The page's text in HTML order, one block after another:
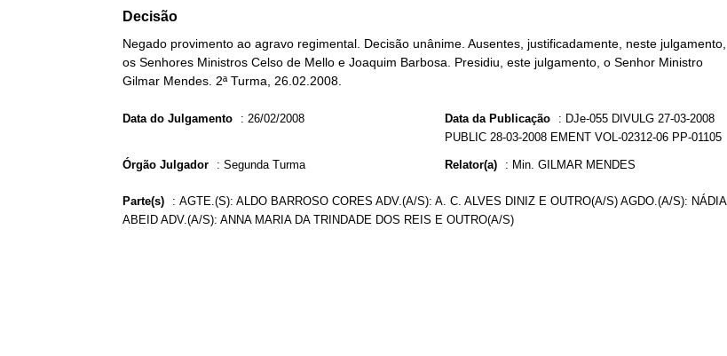
Decisão
Negado provimento ao agravo regimental. Decisão unânime. Ausentes, justificadamente, neste julgamento,
os Senhores Ministros Celso de Mello e Joaquim Barbosa. Presidiu, este julgamento, o Senhor Ministro
Gilmar Mendes. 2ª Turma, 26.02.2008.
Data do Julgamento : 26/02/2008 Data da Publicação : DJe-055 DIVULG 27-03-2008
PUBLIC 28-03-2008 EMENT VOL-02312-06 PP-01105
Órgão Julgador : Segunda Turma Relator(a) : Min. GILMAR MENDES
Parte(s) : AGTE.(S): ALDO BARROSO CORES ADV.(A/S): A. C. ALVES DINIZ E OUTRO(A/S) AGDO.(A/S): NÁDIA
ABEID ADV.(A/S): ANNA MARIA DA TRINDADE DOS REIS E OUTRO(A/S)